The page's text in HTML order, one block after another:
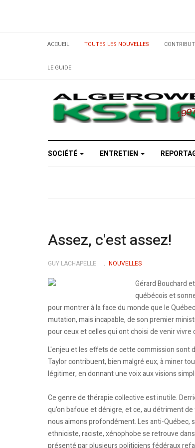
ACCUEIL TOUTES LES NOUVELLES
LE GUIDE
SOCIÉTÉ ENTRETIEN
Assez, c'est assez!
GUY LACHAPELLE NOUVELLES
Gérard Bouchard
québécois et
pour montrer à la face du monde que le
mutation, mais incapable, de son premier
pour ceux et celles qui ont choisi de venir vivre
L'enjeu et les effets de cette commission sont
Taylor contribuent, bien malgré eux, à miner
légitimer, en donnant une voix aux visions
Ce genre de thérapie collective est inutile.
qu'on bafoue et dénigre, et ce, au détriment
nous aimons profondément. Les anti-Québec,
ethniciste, raciste, xénophobe se retrouve
présenté par plusieurs politiciens fédéraux